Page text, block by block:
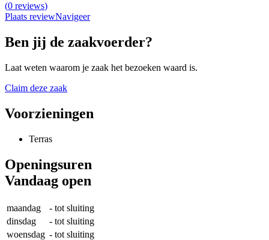
(0 reviews)
Plaats reviewNavigeer
Ben jij de zaakvoerder?
Laat weten waarom je zaak het bezoeken waard is.
Claim deze zaak
Voorzieningen
Terras
Openingsuren
Vandaag open
maandag - tot sluiting
dinsdag
- tot sluiting
woensdag - tot sluiting